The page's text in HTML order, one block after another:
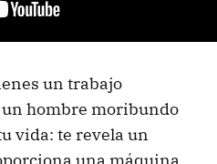
un trabajo
hombre moribundo
vida: te revela un